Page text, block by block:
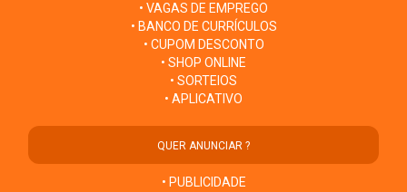
• VAGAS DE EMPREGO
• BANCO DE CURRÍCULOS
• CUPOM DESCONTO
• SHOP ONLINE
• SORTEIOS
• APLICATIVO
QUER ANUNCIAR ?
• PUBLICIDADE